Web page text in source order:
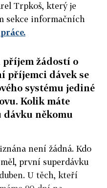
Trpkoš, který je
sekce informačních
žádostí o
příjemci dávek se
systému jediné
Kolik máte
dávku někomu
není žádná. Kdo
první superdávku
U těch, kteří